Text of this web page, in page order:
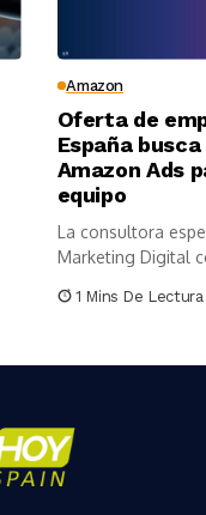
Amazon
Oferta de
España
Amazon Ads
equipo
La consultora
Marketing Digital
1 Mins De Lectura